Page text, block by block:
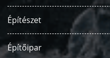
Építészet
Építőipar